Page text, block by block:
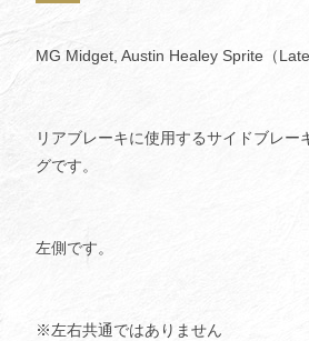
MG Midget, Austin Healey Sprite（Late
リアブレーキに使用するサイドブレー
グです。
左側です。
※左右共通ではありません